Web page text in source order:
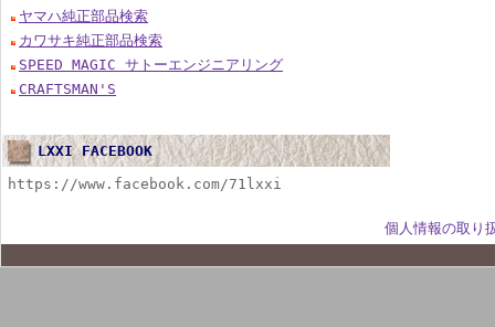
ヤマハ純正部品検索
カワサキ純正部品検索
SPEED MAGIC サトーエンジニアリング
CRAFTSMAN'S
LXXI FACEBOOK
https://www.facebook.com/71lxxi
個人情報の取り